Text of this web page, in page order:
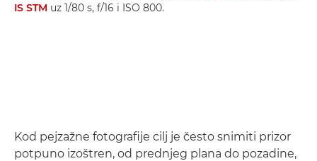
IS STM uz 1/80 s, f/16 i ISO 800.
Kod pejzažne fotografije cilj je često snimiti prizor
potpuno izoštren, od prednjeg plana do pozadine,